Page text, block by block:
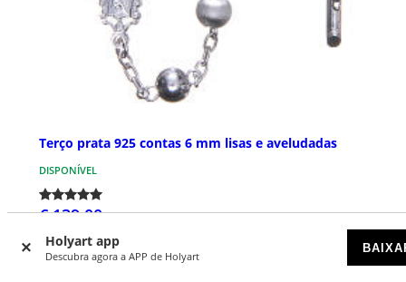
Holyart app
Descubra agora a APP de Holyart
Terço prata 925 contas 6 mm lisas e aveludadas
DISPONÍVEL
€ 139,00